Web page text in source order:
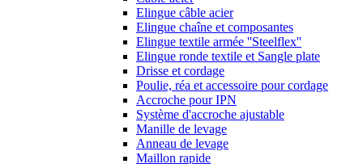
Elingue câble acier
Elingue chaîne et composantes
Elingue textile armée ''Steelflex''
Elingue ronde textile et Sangle plate
Drisse et cordage
Poulie, réa et accessoire pour cordage
Accroche pour IPN
Système d'accroche ajustable
Manille de levage
Anneau de levage
Maillon rapide